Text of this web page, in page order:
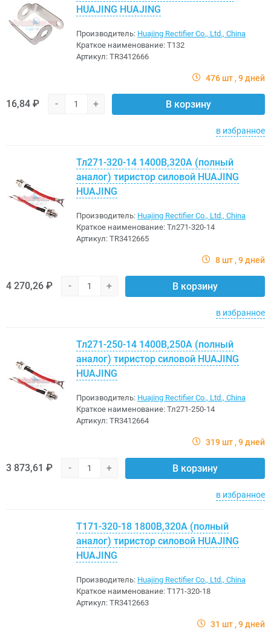
HUAJING HUAJING
Производитель: Huajing Rectifier Co., Ltd., China
Краткое наименование: Т132
Артикул: TR3412666
476 шт 9 дней
16,84 ₽ - + В корзину
в избранное
Тл271-320-14 1400В,320A (полный
аналог) тиристор силовой HUAJING
HUAJING
Производитель: Huajing Rectifier Co., Ltd., China
Краткое наименование: Тл271-320-14
Артикул: TR3412665
8 шт 9 дней
4 270,26 ₽ - + В корзину
в избранное
Тл271-250-14 1400В,250A (полный
аналог) тиристор силовой HUAJING
HUAJING
Производитель: Huajing Rectifier Co., Ltd., China
Краткое наименование: Тл271-250-14
Артикул: TR3412664
319 шт 9 дней
3 873,61 ₽ - + В корзину
в избранное
Т171-320-18 1800В,320A (полный
аналог) тиристор силовой HUAJING
HUAJING
Производитель: Huajing Rectifier Co., Ltd., China
Краткое наименование: Т171-320-18
Артикул: TR3412663
31 шт 9 дней